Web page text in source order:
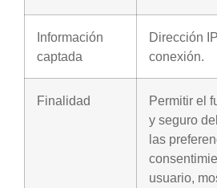
Información
captada
Dirección
conexión.
Finalidad
Permitir el
y seguro
las
usuario,